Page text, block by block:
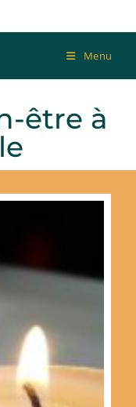
Menu
être à